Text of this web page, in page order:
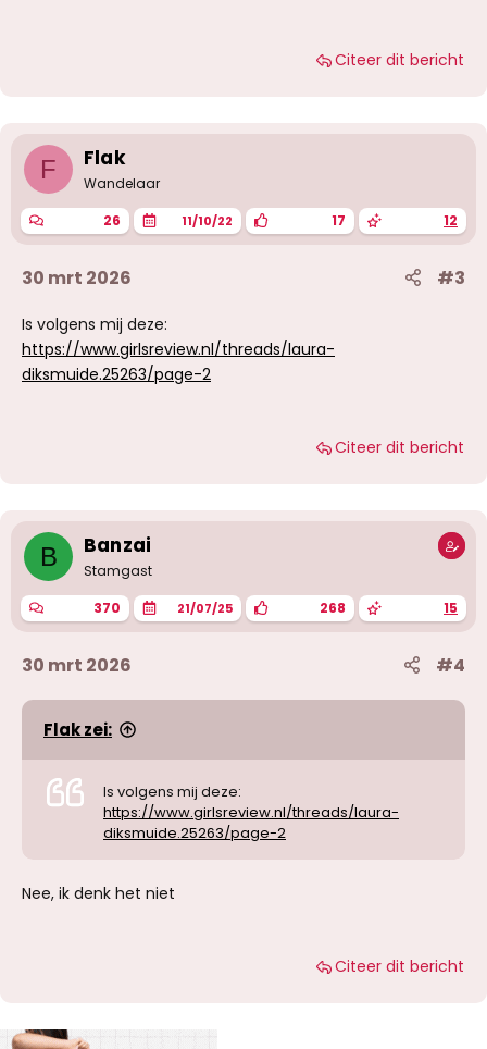
Citeer dit bericht
F Flak
Wandelaar
26 11/10/22 17 12
30 mrt 2026 #3
Is volgens mij deze:
https://www.girlsreview.nl/threads/laura-
diksmuide.25263/page-2
Citeer dit bericht
B Banzai
Stamgast
370 21/07/25 268 15
30 mrt 2026 #4
Flak zei:
Is volgens mij deze:
https://www.girlsreview.nl/threads/laura-
diksmuide.25263/page-2
Nee, ik denk het niet
Citeer dit bericht